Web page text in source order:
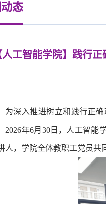
态
人工智能学院】践行
为深入推进树立和践行正
2026年6月30日，人工智能
人，学院全体教职工党员共